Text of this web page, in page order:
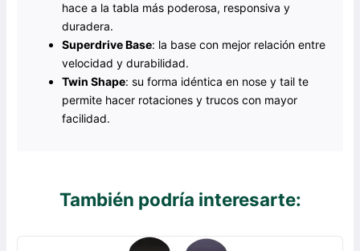
hace a la tabla más poderosa, responsiva y
duradera.
Superdrive Base: la base con mejor relación entre
velocidad y durabilidad.
Twin Shape: su forma idéntica en nose y tail te
permite hacer rotaciones y trucos con mayor
facilidad.
También podría interesarte: